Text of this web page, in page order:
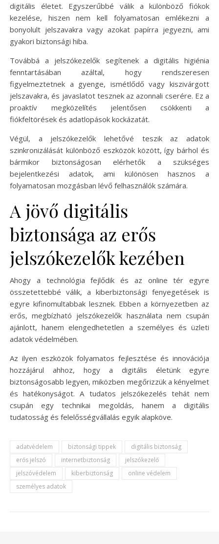
digitális életet. Egyszerűbbé válik a különböző fiókok
kezelése, hiszen nem kell folyamatosan emlékezni a
bonyolult jelszavakra vagy azokat papírra jegyezni, ami
gyakori biztonsági hiba.
Továbbá a jelszókezelők segítenek a digitális higiénia
fenntartásában azáltal, hogy rendszeresen
figyelmeztetnek a gyenge, ismétlődő vagy kiszivárgott
jelszavakra, és javaslatot tesznek az azonnali cserére. Ez a
proaktív megközelítés jelentősen csökkenti a
fiókfeltörések és adatlopások kockázatát.
Végül, a jelszókezelők lehetővé teszik az adatok
szinkronizálását különböző eszközök között, így bárhol és
bármikor biztonságosan elérhetők a szükséges
bejelentkezési adatok, ami különösen hasznos a
folyamatosan mozgásban lévő felhasználók számára.
A jövő digitális
biztonsága az erős
jelszókezelők kezében
Ahogy a technológia fejlődik és az online tér egyre
összetettebbé válik, a kiberbiztonsági fenyegetések is
egyre kifinomultabbak lesznek. Ebben a környezetben az
erős, megbízható jelszókezelők használata nem csupán
ajánlott, hanem elengedhetetlen a személyes és üzleti
adatok védelmében.
Az ilyen eszközök folyamatos fejlesztése és innovációja
hozzájárul ahhoz, hogy a digitális életünk egyre
biztonságosabb legyen, miközben megőrizzük a kényelmet
és hatékonyságot. A tudatos jelszókezelés tehát nem
csupán egy technikai megoldás, hanem a digitális
tudatosság és felelősségvállalás egyik alapköve.
adatvédelem biztonsági tippek
digitális biztonság
erős jelszó
internetbiztonság
jelszókezelő
jelszóvédelem
kiberbiztonság
online védelem
személyes adatok